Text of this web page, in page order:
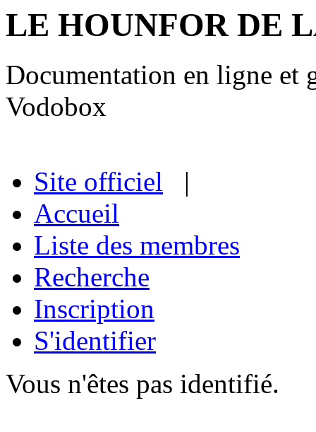
LE HOUNFOR DE
Documentation en ligne et
Vodobox
Site officiel |
Accueil
Liste des membres
Recherche
Inscription
S'identifier
Vous n'êtes pas identifié.